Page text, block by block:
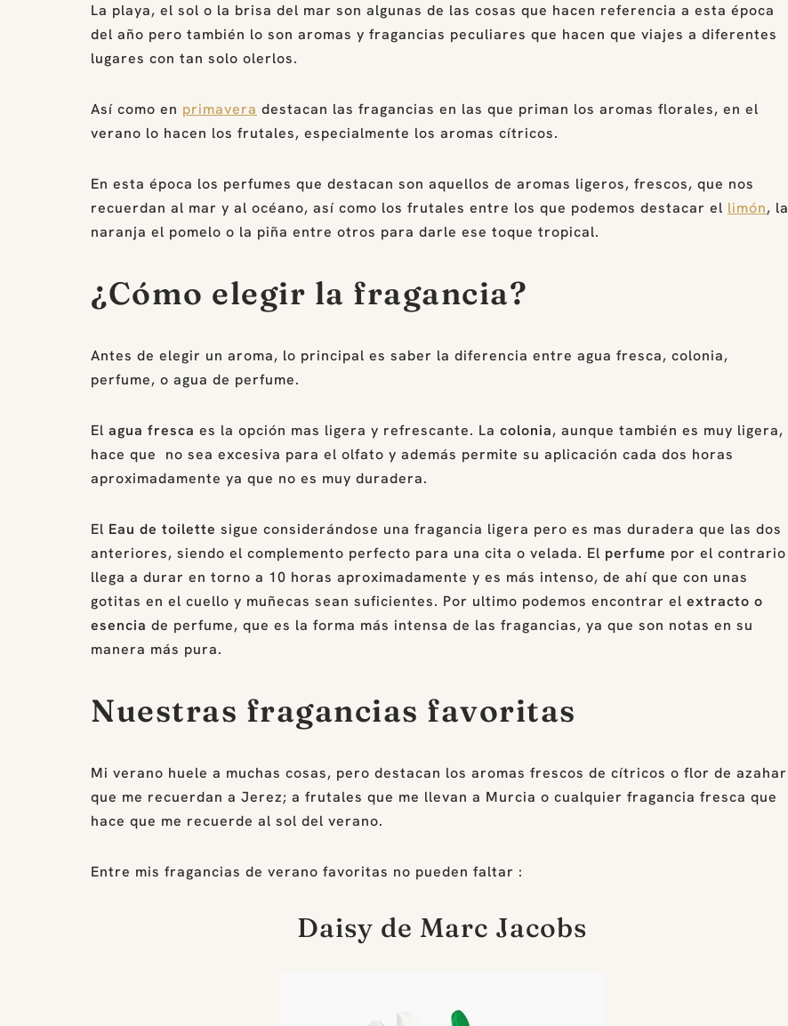
La playa, el sol o la brisa del mar son algunas de las cosas que hacen referencia a esta época
del año pero también lo son aromas y fragancias peculiares que hacen que viajes a diferentes
lugares con tan solo olerlos.
Así como en primavera destacan las fragancias en las que priman los aromas florales, en el
verano lo hacen los frutales, especialmente los aromas cítricos.
En esta época los perfumes que destacan son aquellos de aromas ligeros, frescos, que nos
recuerdan al mar y al océano, así como los frutales entre los que podemos destacar el limón, la
naranja el pomelo o la piña entre otros para darle ese toque tropical.
¿Cómo elegir la fragancia?
Antes de elegir un aroma, lo principal es saber la diferencia entre agua fresca, colonia,
perfume, o agua de perfume.
El agua fresca es la opción mas ligera y refrescante. La colonia, aunque también es muy ligera,
hace que no sea excesiva para el olfato y además permite su aplicación cada dos horas
aproximadamente ya que no es muy duradera.
El Eau de toilette sigue considerándose una fragancia ligera pero es mas duradera que las dos
anteriores, siendo el complemento perfecto para una cita o velada. El perfume por el contrario
llega a durar en torno a 10 horas aproximadamente y es más intenso, de ahí que con unas
gotitas en el cuello y muñecas sean suficientes. Por ultimo podemos encontrar el extracto o
esencia de perfume, que es la forma más intensa de las fragancias, ya que son notas en su
manera más pura.
Nuestras fragancias favoritas
Mi verano huele a muchas cosas, pero destacan los aromas frescos de cítricos o flor de azahar
que me recuerdan a Jerez; a frutales que me llevan a Murcia o cualquier fragancia fresca que
hace que me recuerde al sol del verano.
Entre mis fragancias de verano favoritas no pueden faltar :
Daisy de Marc Jacobs